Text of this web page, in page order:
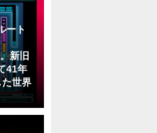
ート
新旧
41年
世界